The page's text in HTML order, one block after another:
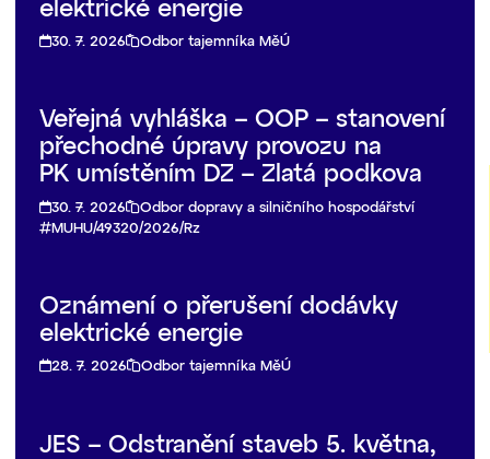
elektrické energie
30. 7. 2026 Odbor tajemníka MěÚ
Veřejná vyhláška – OOP – stanovení
přechodné úpravy provozu na
PK umístěním DZ – Zlatá podkova
30. 7. 2026
Odbor dopravy a silničního hospodářství
MUHU/49320/2026/Rz
Oznámení o přerušení dodávky
elektrické energie
28. 7. 2026 Odbor tajemníka MěÚ
JES – Odstranění staveb 5. května,